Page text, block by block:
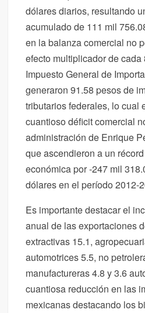
dólares diarios, resultando
acumulado de 111 mil
en la balanza comercial no
efecto multiplicador de cada
Impuesto General de
generaron 91.58 pesos de
tributarios federales, lo cual
cuantioso déficit comercial
administración de Enrique
que ascendieron a un
económica por -247 mil
dólares en el período 2012-
Es importante destacar el
anual de las exportaciones
extractivas 15.1,
automotrices 5.5, no
manufactureras 4.8 y 3.6
cuantiosa reducción en las
mexicanas destacando los